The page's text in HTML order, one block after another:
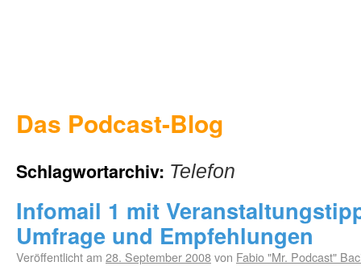
Das Podcast-Blog
Schlagwortarchiv: Telefon
Infomail 1 mit
Umfrage und Empfehlungen
Veröffentlicht am 28. September 2008von Fabio "Mr. Podcast"